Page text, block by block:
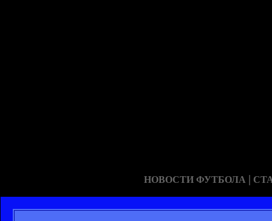
НОВОСТИ ФУТБОЛА |